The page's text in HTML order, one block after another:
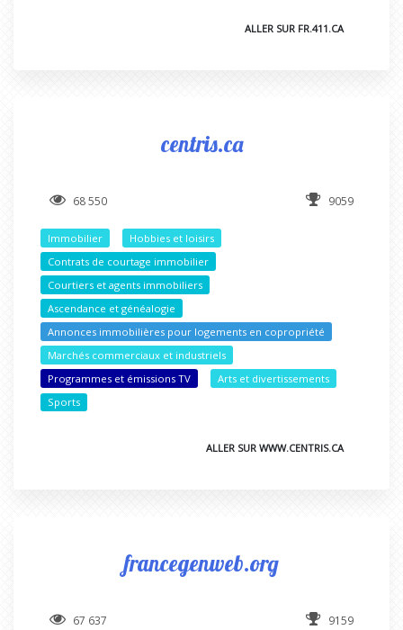
ALLER SUR FR.411.CA
centris.ca
68 550 9059
Immobilier
Hobbies et loisirs
Contrats de courtage immobilier
Courtiers et agents immobiliers
Ascendance et généalogie
Annonces immobilières pour logements en copropriété
Marchés commerciaux et industriels
Programmes et émissions TV
Arts et divertissements
Sports
ALLER SUR WWW.CENTRIS.CA
francegenweb.org
67 637 9159